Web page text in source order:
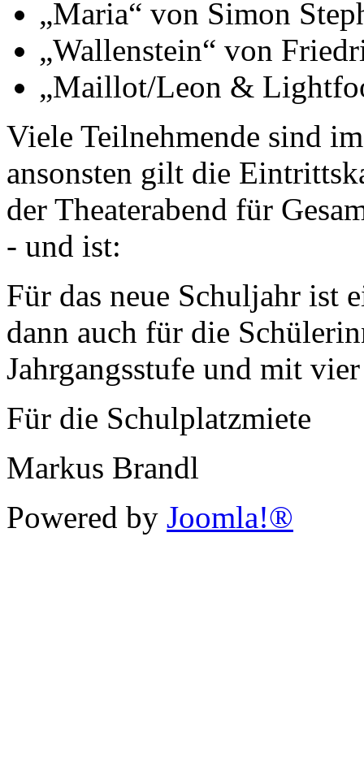
„Maria“ von Simon
„Wallenstein“ von
„Maillot/Leon &
Viele Teilnehmende sind
ansonsten gilt die
der Theaterabend für
- und ist:
Für das neue Schuljahr ist
dann auch für die
Jahrgangsstufe und mit
Für die Schulplatzmiete
Markus Brandl
Powered by Joomla!®